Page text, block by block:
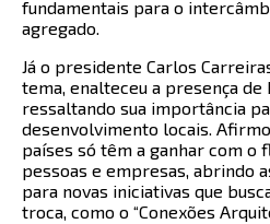
fundamentais para o
agregado.
Já o presidente Carlos
tema, enalteceu a presença de
ressaltando sua importância
desenvolvimento locais.
países só têm a ganhar com o
pessoas e empresas, abrindo
para novas iniciativas que
troca, como o “Conexões